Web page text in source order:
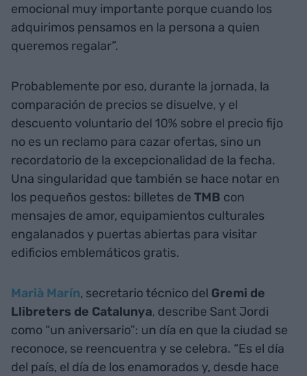
emocional muy importante porque cuando los
adquirimos pensamos en la persona a quien
queremos regalar”.
Probablemente por eso, durante la jornada, la
comparación de precios se disuelve, y el
descuento voluntario del 10% sobre el precio fijo
no es un reclamo para cazar ofertas, sino un
recordatorio de la excepcionalidad de la fecha.
Una singularidad que también se hace notar en
los pequeños gestos: billetes de TMB con
mensajes de amor, equipamientos culturales
engalanados y puertas abiertas para visitar
edificios emblemáticos gratis.
Marià Marín, secretario técnico del Gremi de
Llibreters de Catalunya, describe Sant Jordi
como “un aniversario”: un día en que la ciudad se
reconoce, se reencuentra y se celebra. “Es el día
del país, el día de los enamorados y, desde hace